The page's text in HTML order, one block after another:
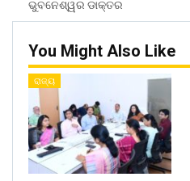
ଭୁବନେଶ୍ୱର ଡାକ୍ତର
You Might Also Like
ରାଜ୍ୟ